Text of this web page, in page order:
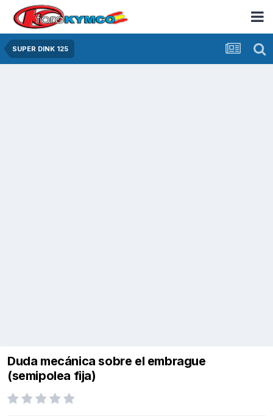
SUPER DINK 125
Duda mecánica sobre el embrague
(semipolea fija)